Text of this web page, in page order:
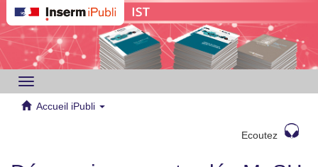
Toggle
navigation
Accueil iPubli
Ecoutez